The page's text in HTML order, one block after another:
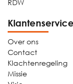
RDW
Over ons
Contact
Klachtenregeling
Missie